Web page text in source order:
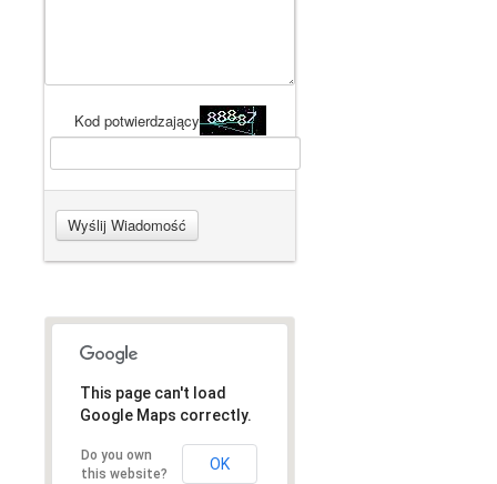
Kod potwierdzający
Wyślij Wiadomość
This page can't load
Google Maps correctly.
Do you own
this website?
OK
This page can't load
Google Maps correctly.
Do you own
this website?
OK